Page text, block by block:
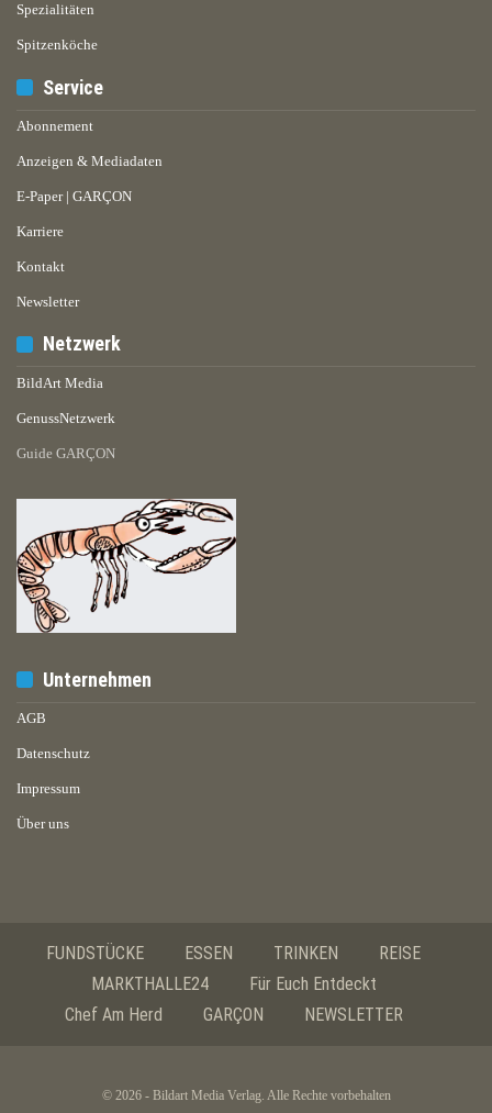
Spezialitäten
Spitzenköche
Service
Abonnement
Anzeigen & Mediadaten
E-Paper | GARÇON
Karriere
Kontakt
Newsletter
Netzwerk
BildArt Media
GenussNetzwerk
Guide GARÇON
Unternehmen
AGB
Datenschutz
Impressum
Über uns
FUNDSTÜCKE ESSEN TRINKEN
REISE
MARKTHALLE24
Für Euch Entdeckt
Chef Am Herd
GARÇON NEWSLETTER
© 2026 - Bildart Media Verlag. Alle Rechte vorbehalten